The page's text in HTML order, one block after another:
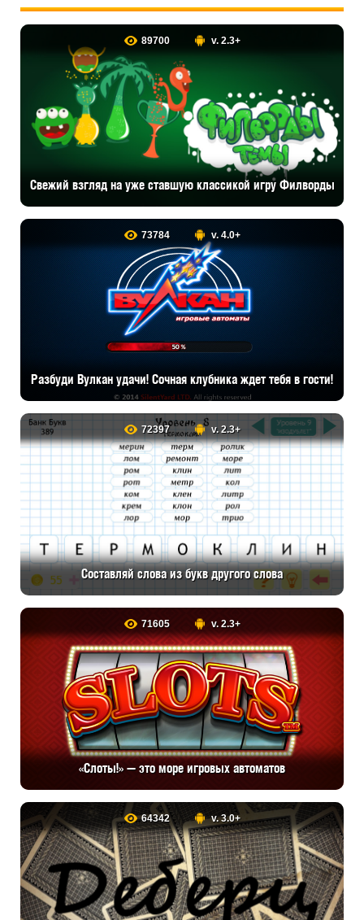
89700 v. 2.3+
Cвежий взгляд на уже ставшую классикой игру Филворды
73784 v. 4.0+
Разбуди Вулкан удачи! Сочная клубника ждет тебя в гости!
72397 v. 2.3+
Cоставляй слова из букв другого слова
71605 v. 2.3+
«Слоты!» — это море игровых автоматов
64342 v. 3.0+